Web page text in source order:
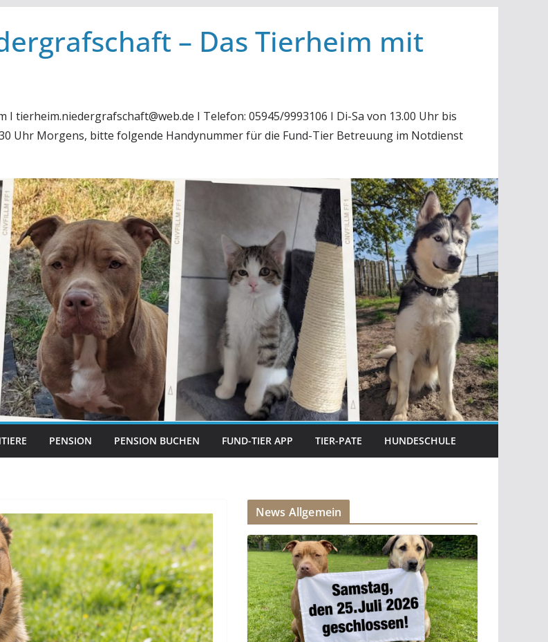
– Das Tierheim mit
I tierheim.niedergrafschaft@web.de I Telefon: 05945/9993106 I Di-Sa von 13.00 Uhr bis
Uhr Morgens, bitte folgende Handynummer für die Fund-Tier Betreuung im Notdienst
PENSION PENSION BUCHEN FUND-TIER APP TIER-PATE HUNDESCHULE
News Allgemein